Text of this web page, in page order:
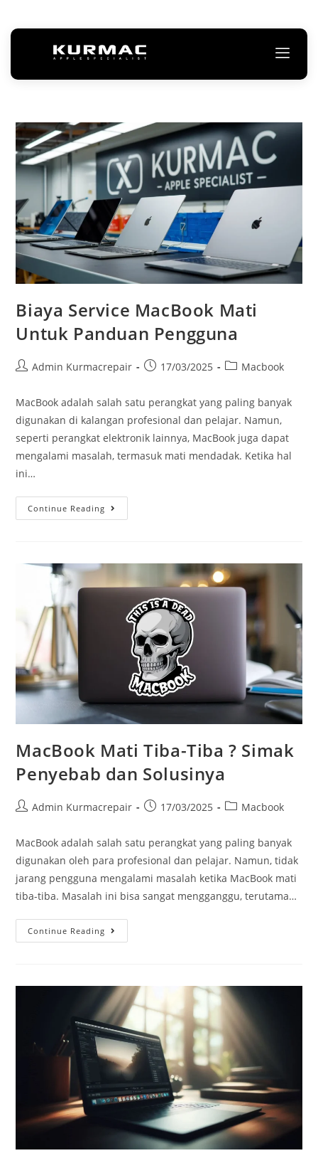
Biaya Service MacBook Mati
Untuk Panduan Pengguna
Admin Kurmacrepair 17/03/2025 Macbook
MacBook adalah salah satu perangkat yang paling banyak
digunakan di kalangan profesional dan pelajar. Namun,
seperti perangkat elektronik lainnya, MacBook juga dapat
mengalami masalah, termasuk mati mendadak. Ketika hal
ini…
Continue Reading
MacBook Mati Tiba-Tiba ? Simak
Penyebab dan Solusinya
Admin Kurmacrepair 17/03/2025 Macbook
MacBook adalah salah satu perangkat yang paling banyak
digunakan oleh para profesional dan pelajar. Namun, tidak
jarang pengguna mengalami masalah ketika MacBook mati
tiba-tiba. Masalah ini bisa sangat mengganggu, terutama…
Continue Reading